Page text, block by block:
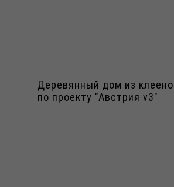
Деревянный дом из
по проекту "Австрия v3"